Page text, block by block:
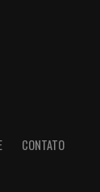
CONTATO